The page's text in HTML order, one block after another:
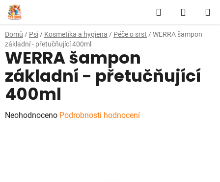
Přejít
na
obsah
Hledat
KOŠÍK
Domů / Psi / Kosmetika a hygiena / Péče o srst / WERRA šampon
základní - přetučňující 400ml
WERRA šampon
základní - přetučňující
400ml
Průměrné
Neohodnoceno Podrobnosti hodnocení